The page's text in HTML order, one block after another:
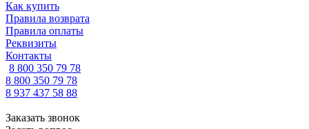
Как купить
Правила возврата
Правила оплаты
Реквизиты
Контакты
8 800 350 79 78
8 800 350 79 78
8 937 437 58 88
Заказать звонок